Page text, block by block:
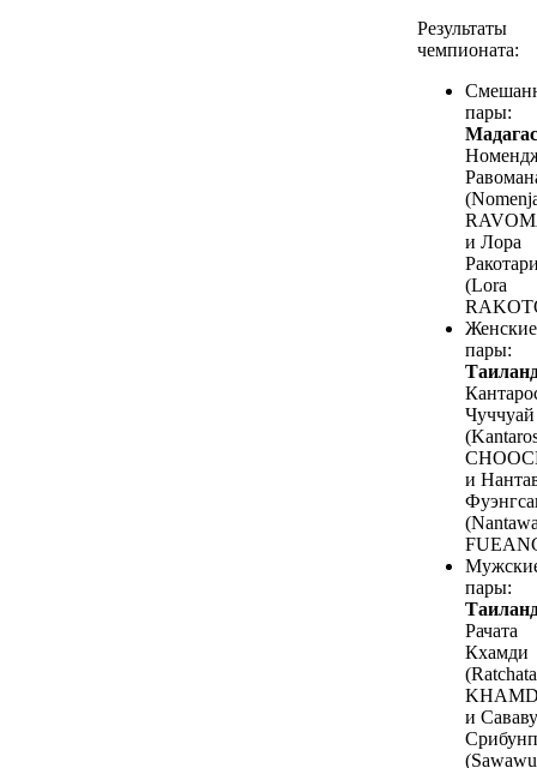
Результаты
чемпионата:
пары:
и Лора
(Lora
Женские
пары:
Чуччуай
и
пары:
Рачата
Кхамди
(Ratchata
и